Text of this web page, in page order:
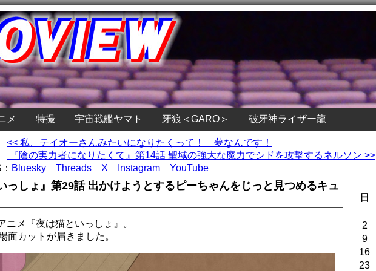
メ 特撮 宇宙戦艦ヤマト 牙狼＜GARO＞ 破牙神ライザー龍
<< 私、テイオーさんみたいになりたくって！ 夢なんです！
『陰の実力者になりたくて』第14話 聖域の強大な魔力でシドを攻撃するネルソン >>
Bluesky Threads X Instagram YouTube
っしょ』第29話 出かけようとするピーちゃんをじっと見つめるキュ
ニメ『夜は猫といっしょ』。
面カットが届きました。
日
2
9
16
23